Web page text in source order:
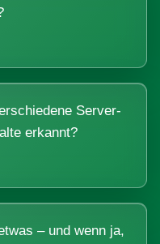
Server-
erkannt?
– und wenn ja,